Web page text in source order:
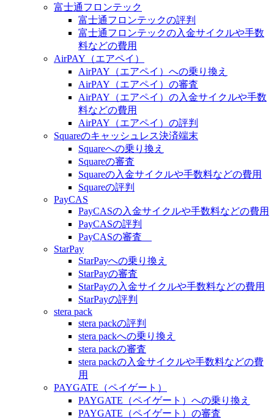
富士通フロンテック
富士通フロンテックの評判
富士通フロンテックの入金サイクルや手数
料などの費用
AirPAY（エアペイ）
AirPAY（エアペイ）への乗り換え
AirPAY（エアペイ）の審査
AirPAY（エアペイ）の入金サイクルや手数
料などの費用
AirPAY（エアペイ）の評判
Squareのキャッシュレス決済端末
Squareへの乗り換え
Squareの審査
Squareの入金サイクルや手数料などの費用
Squareの評判
PayCAS
PayCASの入金サイクルや手数料などの費用
PayCASの評判
PayCASの審査
StarPay
StarPayへの乗り換え
StarPayの審査
StarPayの入金サイクルや手数料などの費用
StarPayの評判
stera pack
stera packの評判
stera packへの乗り換え
stera packの審査
stera packの入金サイクルや手数料などの費
用
PAYGATE（ペイゲート）
PAYGATE（ペイゲート）への乗り換え
PAYGATE（ペイゲート）の審査